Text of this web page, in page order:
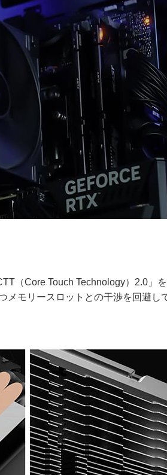
（Core Touch Technology）2.0」
メモリースロットとの干渉を回避し